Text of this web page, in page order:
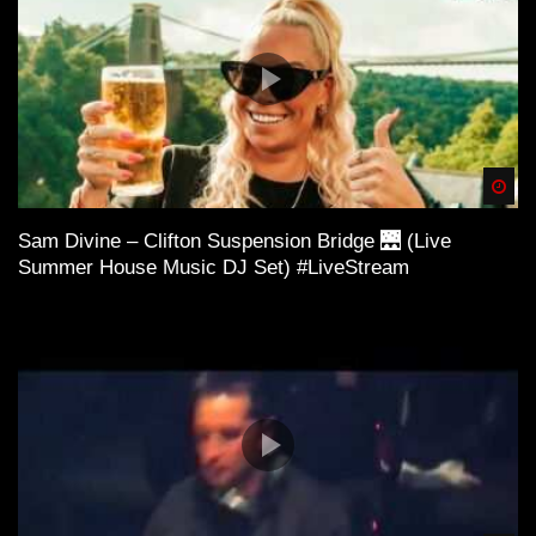
Sam Divine – Clifton Suspension Bridge 🌉 (Live
Summer House Music DJ Set) #LiveStream